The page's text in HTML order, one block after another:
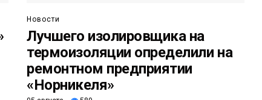
Новости
Лучшего изолировщика на
термоизоляции определили на
ремонтном предприятии
«Норникеля»